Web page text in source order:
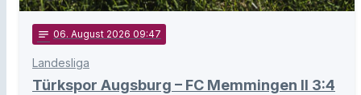
notes 06. August 2026 09:47
Landesliga
Türkspor Augsburg – FC Memmingen II 3:4